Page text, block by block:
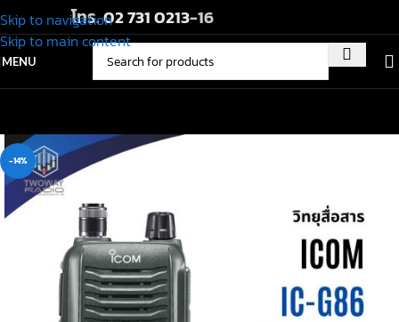
Skip to navigation
Skip to main content
โทร.02 731 0213-16
MENU
-14%